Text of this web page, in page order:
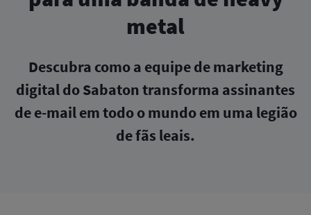
metal
Descubra como a equipe de marketing
digital do Sabaton transforma assinantes
de e-mail em todo o mundo em uma legião
de fãs leais.